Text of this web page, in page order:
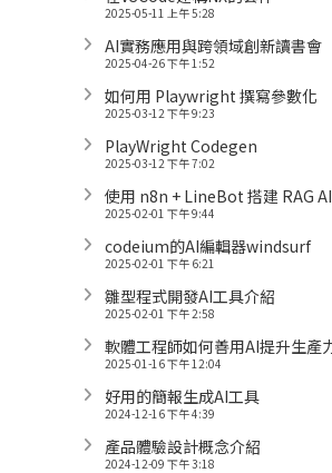
2025-05-11 上午 5:28
AI實務應用與跨領域創新讀書會
2025-04-26 下午 1:52
如何用 Playwright 撰寫參數化
2025-03-12 下午 9:23
PlayWright Codegen
2025-03-12 下午 7:02
使用 n8n + LineBot 搭建 RAG
2025-02-01 下午 9:44
codeium的AI編輯器windsurf
2025-02-01 下午 6:21
雛型程式開發AI工具介紹
2025-02-01 下午 2:58
軟體工程師如何善用AI提升生產
2025-01-16 下午 12:04
好用的簡報生成AI工具
2024-12-16 下午 4:39
產品體驗設計概念介紹
2024-12-09 下午 3:18